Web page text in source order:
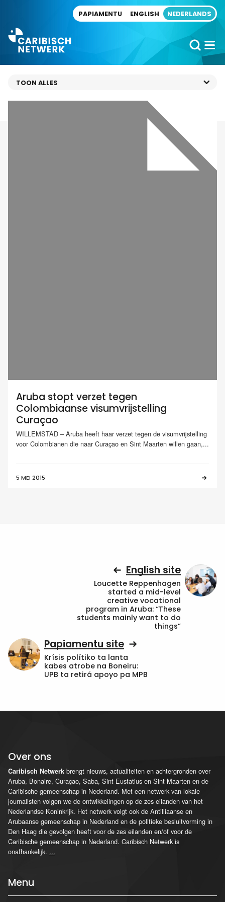
PAPIAMENTU ENGLISH NEDERLANDS
Aruba stopt verzet tegen
Colombiaanse visumvrijstelling
Curaçao
WILLEMSTAD – Aruba heeft haar verzet tegen de visumvrijstelling
voor Colombianen die naar Curaçao en Sint Maarten willen gaan,...
5 MEI 2015
English site
Loucette Reppenhagen
started a mid-level
creative vocational
program in Aruba: “These
students mainly want to do
things”
Papiamentu site
Krísis polítiko ta lanta
kabes atrobe na Boneiru:
UPB ta retirá apoyo pa MPB
Over ons
Caribisch Netwerk brengt nieuws, actualiteiten en achtergronden over
Aruba, Bonaire, Curaçao, Saba, Sint Eustatius en Sint Maarten en de
Caribische gemeenschap in Nederland. Met een netwerk van lokale
journalisten volgen we de ontwikkelingen op de zes eilanden van het
Nederlandse Koninkrijk. Het netwerk volgt ook de Antilliaanse en
Arubaanse gemeenschap in Nederland en de politieke besluitvorming in
Den Haag die gevolgen heeft voor de zes eilanden en/of voor de
Caribische gemeenschap in Nederland. Caribisch Netwerk is
onafhankelijk. ...
Menu